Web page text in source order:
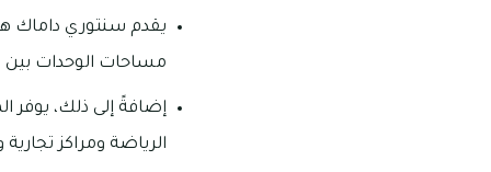
مساحات الوحدات بين
إضافةً إلى ذلك، يوفر
الرياضة ومراكز